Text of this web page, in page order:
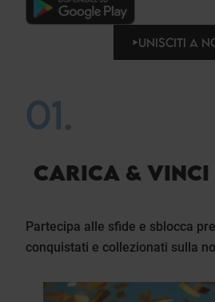
UNISCITI A
01.
CARICA & VINCI
Partecipa alle sfide e sblocca
conquistati e collezionati sulla